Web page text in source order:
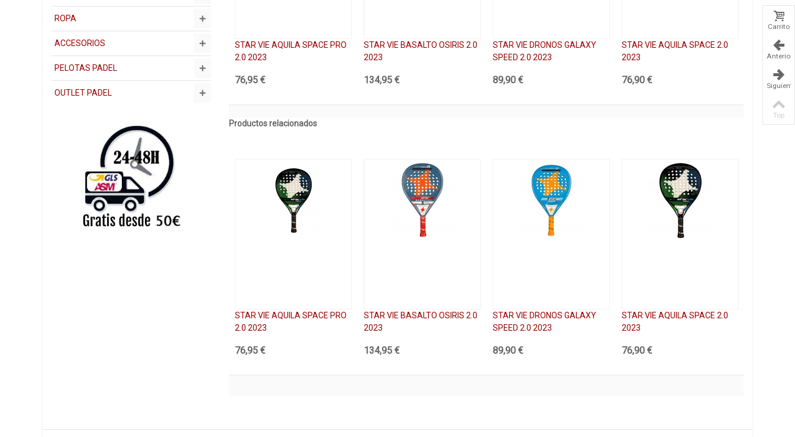
ROPA
ACCESORIOS
PELOTAS PADEL
OUTLET PADEL
STAR VIE AQUILA SPACE PRO
2.0 2023
76,95 €
STAR VIE BASALTO OSIRIS 2.0
2023
134,95 €
STAR VIE DRONOS GALAXY
SPEED 2.0 2023
89,90 €
STAR VIE AQUILA SPACE 2.0
2023
76,90 €
Productos relacionados
STAR VIE AQUILA SPACE PRO
2.0 2023
76,95 €
STAR VIE BASALTO OSIRIS 2.0
2023
134,95 €
STAR VIE DRONOS GALAXY
SPEED 2.0 2023
89,90 €
STAR VIE AQUILA SPACE 2.0
2023
76,90 €
Carrito
Anterior
Top